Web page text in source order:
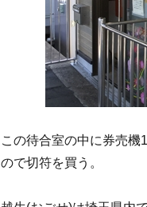
この待合室の中に券売
ので切符を買う。